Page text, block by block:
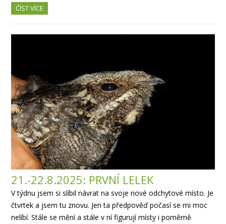
ČÍST VÍCE
21.-22.8.2025: PRVNÍ LELEK
V týdnu jsem si slíbil návrat na svoje nové odchytové místo. Je
čtvrtek a jsem tu znovu. Jen ta předpověď počasí se mi moc
nelíbí. Stále se mění a stále v ní figurují místy i poměrně